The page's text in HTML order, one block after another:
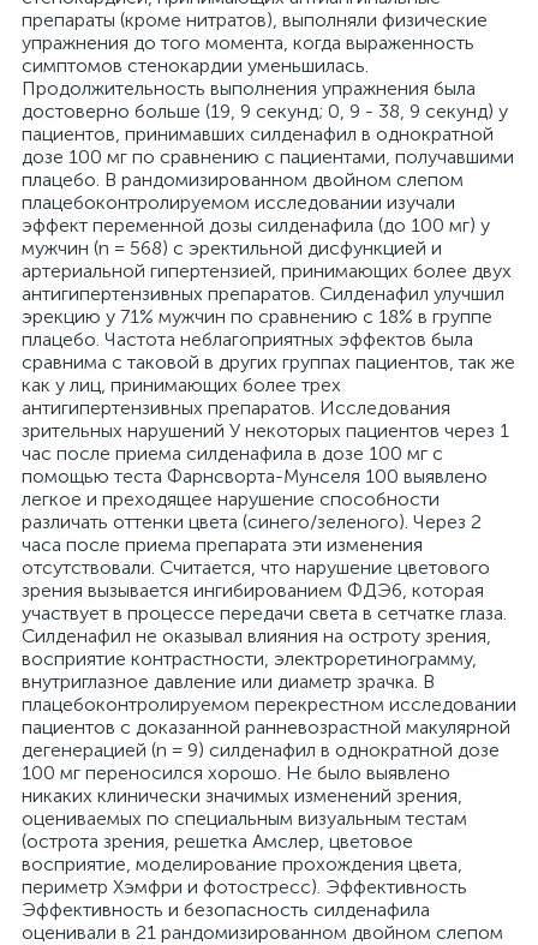
препараты (кроме нитратов), выполняли физические
упражнения до того момента, когда выраженность
симптомов стенокардии уменьшилась.
Продолжительность выполнения упражнения была
достоверно больше (19, 9 секунд; 0, 9 - 38, 9 секунд) у
пациентов, принимавших силденафил в однократной
дозе 100 мг по сравнению с пациентами, получавшими
плацебо. В рандомизированном двойном слепом
плацебоконтролируемом исследовании изучали
эффект переменной дозы силденафила (до 100 мг) у
мужчин (n = 568) с эректильной дисфункцией и
артериальной гипертензией, принимающих более двух
антигипертензивных препаратов. Силденафил улучшил
эрекцию у 71% мужчин по сравнению с 18% в группе
плацебо. Частота неблагоприятных эффектов была
сравнима с таковой в других группах пациентов, так же
как у лиц, принимающих более трех
антигипертензивных препаратов. Исследования
зрительных нарушений У некоторых пациентов через 1
час после приема силденафила в дозе 100 мг с
помощью теста Фарнсворта-Мунселя 100 выявлено
легкое и преходящее нарушение способности
различать оттенки цвета (синего/зеленого). Через 2
часа после приема препарата эти изменения
отсутствовали. Считается, что нарушение цветового
зрения вызывается ингибированием ФДЭ6, которая
участвует в процессе передачи света в сетчатке глаза.
Силденафил не оказывал влияния на остроту зрения,
восприятие контрастности, электроретинограмму,
внутриглазное давление или диаметр зрачка. В
плацебоконтролируемом перекрестном исследовании
пациентов с доказанной ранневозрастной макулярной
дегенерацией (n = 9) силденафил в однократной дозе
100 мг переносился хорошо. Не было выявлено
никаких клинически значимых изменений зрения,
оцениваемых по специальным визуальным тестам
(острота зрения, решетка Амслер, цветовое
восприятие, моделирование прохождения цвета,
периметр Хэмфри и фотостресс). Эффективность
Эффективность и безопасность силденафила
оценивали в 21 рандомизированном двойном слепом